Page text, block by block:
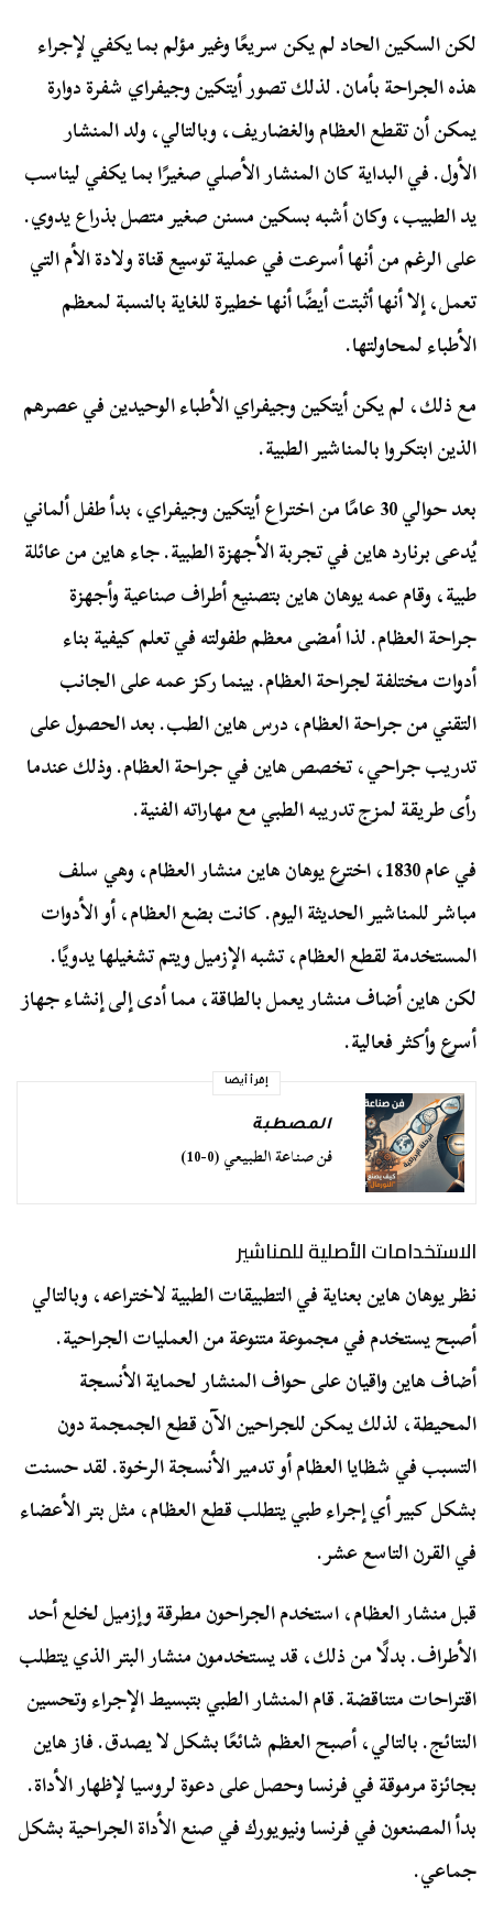
لكن السكين الحاد لم يكن سريعًا وغير مؤلم بما يكفي لإجراء
هذه الجراحة بأمان. لذلك تصور أيتكين وجيفراي شفرة دوارة
يمكن أن تقطع العظام والغضاريف، وبالتالي، ولد المنشار
الأول. في البداية كان المنشار الأصلي صغيرًا بما يكفي ليناسب
يد الطبيب، وكان أشبه بسكين مسنن صغير متصل بذراع يدوي.
على الرغم من أنها أسرعت في عملية توسيع قناة ولادة الأم التي
تعمل، إلا أنها أثبتت أيضًا أنها خطيرة للغاية بالنسبة لمعظم
الأطباء لمحاولتها.
مع ذلك، لم يكن أيتكين وجيفراي الأطباء الوحيدين في عصرهم
الذين ابتكروا بالمناشير الطبية.
بعد حوالي 30 عامًا من اختراع أيتكين وجيفراي، بدأ طفل ألماني
يُدعى برنارد هاين في تجربة الأجهزة الطبية. جاء هاين من عائلة
طبية، وقام عمه يوهان هاين بتصنيع أطراف صناعية وأجهزة
جراحة العظام. لذا أمضى معظم طفولته في تعلم كيفية بناء
أدوات مختلفة لجراحة العظام. بينما ركز عمه على الجانب
التقني من جراحة العظام، درس هاين الطب. بعد الحصول على
تدريب جراحي، تخصص هاين في جراحة العظام. وذلك عندما
رأى طريقة لمزج تدريبه الطبي مع مهاراته الفنية.
في عام 1830، اخترع يوهان هاين منشار العظام، وهي سلف
مباشر للمناشير الحديثة اليوم. كانت بضع العظام، أو الأدوات
المستخدمة لقطع العظام، تشبه الإزميل ويتم تشغيلها يدويًا.
لكن هاين أضاف منشار يعمل بالطاقة، مما أدى إلى إنشاء جهاز
أسرع وأكثر فعالية.
إقرأ أيضا
المصطبة
فن صناعة الطبيعي (0-10)
الاستخدامات الأصلية للمناشير
نظر يوهان هاين بعناية في التطبيقات الطبية لاختراعه، وبالتالي
أصبح يستخدم في مجموعة متنوعة من العمليات الجراحية.
أضاف هاين واقيان على حواف المنشار لحماية الأنسجة
المحيطة، لذلك يمكن للجراحين الآن قطع الجمجمة دون
التسبب في شظايا العظام أو تدمير الأنسجة الرخوة. لقد حسنت
بشكل كبير أي إجراء طبي يتطلب قطع العظام، مثل بتر الأعضاء
في القرن التاسع عشر.
قبل منشار العظام، استخدم الجراحون مطرقة وإزميل لخلع أحد
الأطراف. بدلًا من ذلك، قد يستخدمون منشار البتر الذي يتطلب
اقتراحات متناقضة. قام المنشار الطبي بتبسيط الإجراء وتحسين
النتائج. بالتالي، أصبح العظم شائعًا بشكل لا يصدق. فاز هاين
بجائزة مرموقة في فرنسا وحصل على دعوة لروسيا لإظهار الأداة.
بدأ المصنعون في فرنسا ونيويورك في صنع الأداة الجراحية بشكل
جماعي.